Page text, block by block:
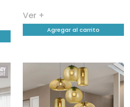
Ver +
Agregar al carrito